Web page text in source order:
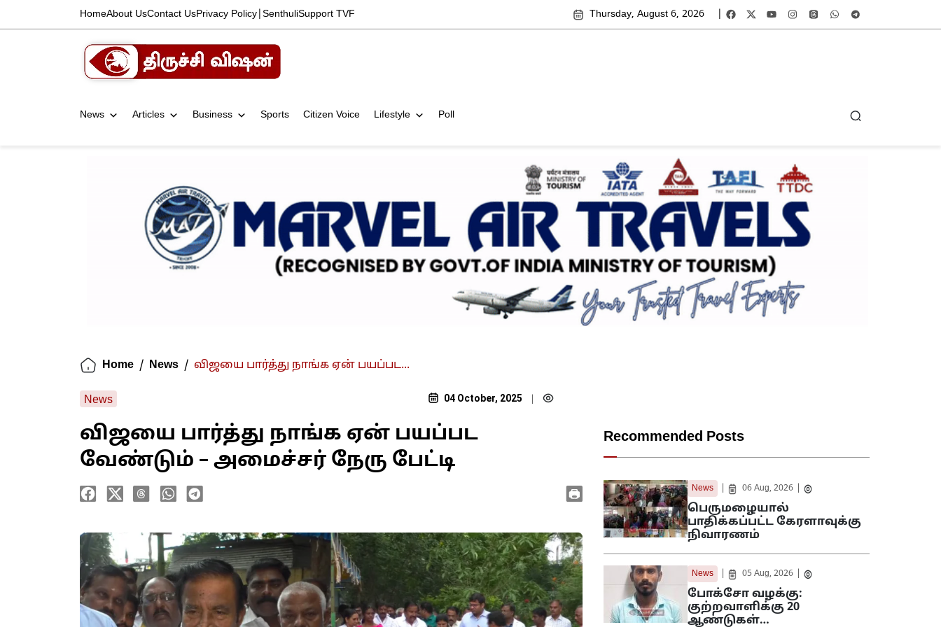
HomeAbout UsContact UsPrivacy Policy SenthuliSupport TVF Thursday, August 6, 2026
News Articles Business Sports Citizen Voice Lifestyle Poll
Home / News / விஜயை பார்த்து நாங்க ஏன் பயப்பட...
News 04 October, 2025
விஜயை பார்த்து நாங்க ஏன் பயப்பட
வேண்டும் – அமைச்சர் நேரு பேட்டி
Recommended Posts
News 06 Aug, 2026
பெருமழையால்
பாதிக்கப்பட்ட கேரளாவுக்கு
நிவாரணம்
News 05 Aug, 2026
போக்சோ வழக்கு:
குற்றவாளிக்கு 20
ஆண்டுகள்…